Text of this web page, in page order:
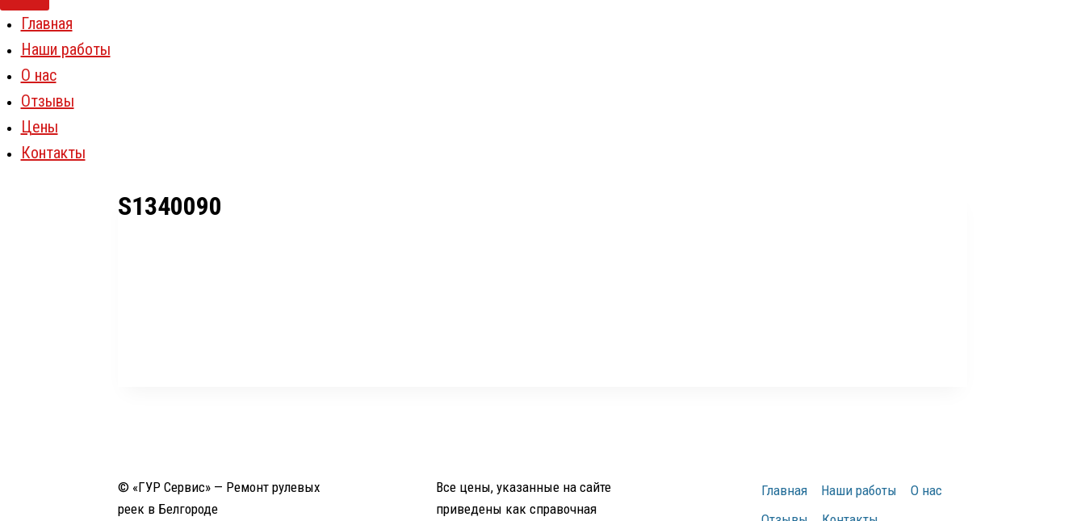
Главная
Наши работы
О нас
Отзывы
Цены
Контакты
S1340090
© «ГУР Сервис» — Ремонт рулевых
реек в Белгороде
Все цены, указанные на сайте
приведены как справочная
Главная Наши работы
О нас